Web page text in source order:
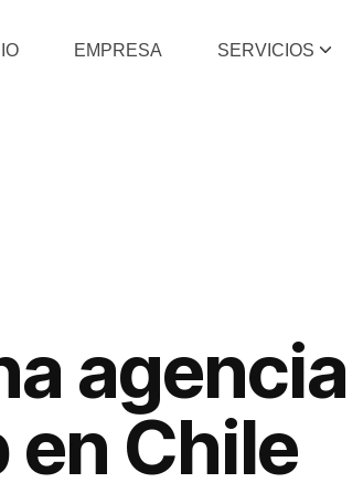
EMPRESA SERVICIOS
agencia
Chile